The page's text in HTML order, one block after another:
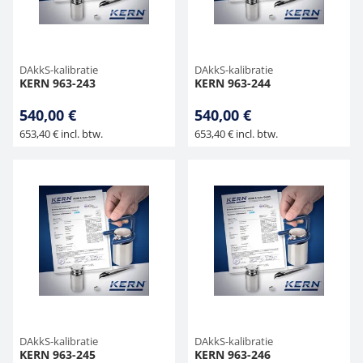
DAkkS-kalibratie
KERN 963-243
540,00 €
653,40 € incl. btw.
DAkkS-kalibratie
KERN 963-244
540,00 €
653,40 € incl. btw.
DAkkS-kalibratie
KERN 963-245
DAkkS-kalibratie
KERN 963-246